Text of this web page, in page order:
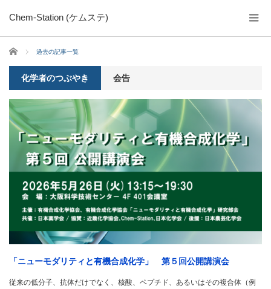
Chem-Station (ケムステ)
ホーム 過去の記事一覧
化学者のつぶやき 会告
「ニューモダリティと有機合成化学」 第５回公開講演会
従来の低分子、抗体だけでなく、核酸、ペプチド、あるいはその複合体（例